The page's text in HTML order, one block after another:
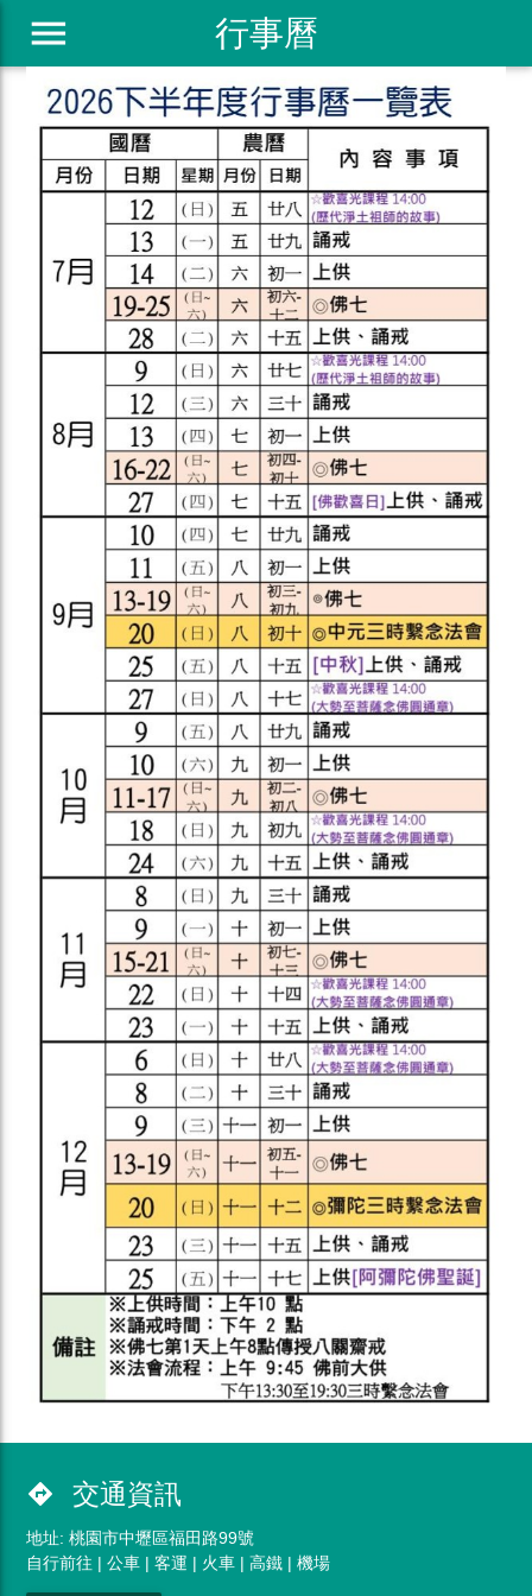
行事曆
menu
directions 交通資訊
地址: 桃園市中壢區福田路99號
自行前往 | 公車 | 客運 | 火車 | 高鐵 | 機場